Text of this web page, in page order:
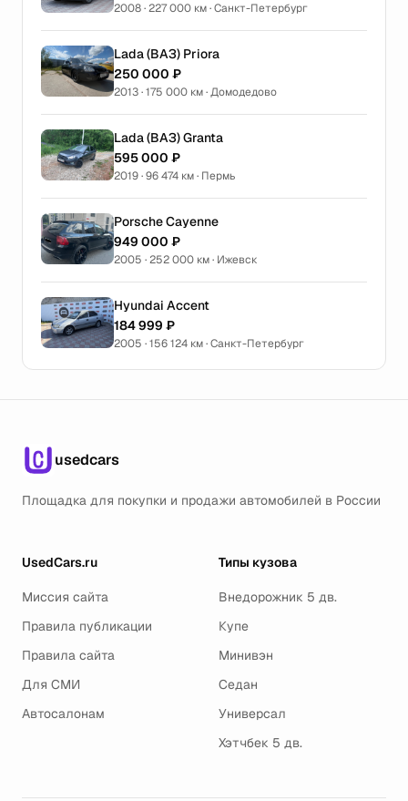
2008 · 227 000 км · Санкт-Петербург
Lada (ВАЗ) Priora
250 000 ₽
2013 · 175 000 км · Домодедово
Lada (ВАЗ) Granta
595 000 ₽
2019 · 96 474 км · Пермь
Porsche Cayenne
949 000 ₽
2005 · 252 000 км · Ижевск
Hyundai Accent
184 999 ₽
2005 · 156 124 км · Санкт-Петербург
usedcars
Площадка для покупки и продажи автомобилей в России
UsedCars.ru
Миссия сайта
Правила публикации
Правила сайта
Для СМИ
Автосалонам
Типы кузова
Внедорожник 5 дв.
Купе
Минивэн
Седан
Универсал
Хэтчбек 5 дв.